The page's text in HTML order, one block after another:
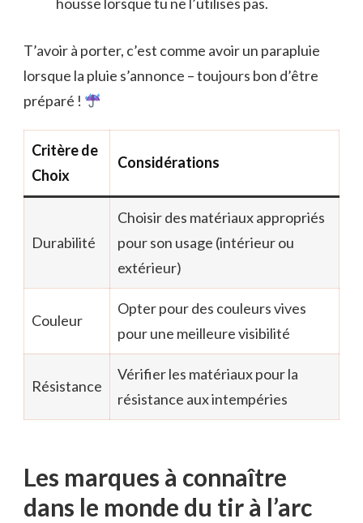
T’avoir à porter, c’est comme avoir un parapluie
lorsque la pluie s’annonce – toujours bon d’être
préparé !
Critère de
Choix
Considérations
Durabilité
Choisir des matériaux appropriés
pour son usage (intérieur ou
extérieur)
Couleur
Opter pour des couleurs vives
pour une meilleure visibilité
Résistance
Vérifier les matériaux pour la
résistance aux intempéries
Les marques à connaître
dans le monde du tir à l’arc